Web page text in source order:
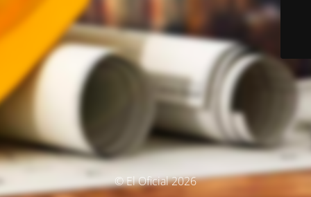
© El Oficial 2026